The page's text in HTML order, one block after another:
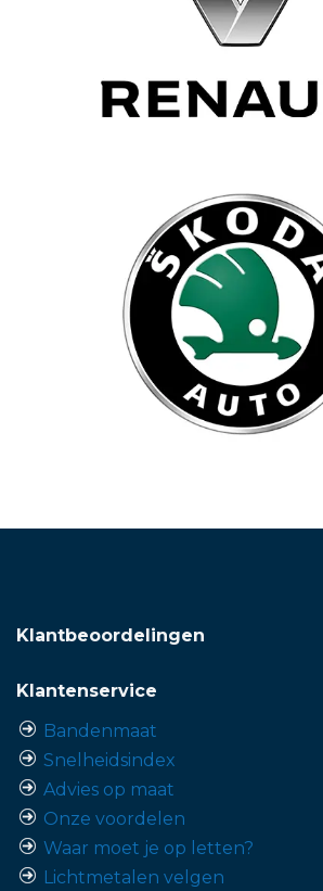
Klantbeoordelingen
Klantenservice
Bandenmaat
Snelheidsindex
Advies op maat
Onze voordelen
Waar moet je op letten?
Lichtmetalen velgen